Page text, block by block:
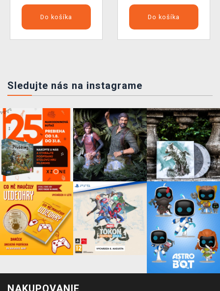
Do košíka Do košíka
Sledujte nás na instagrame
NAKUPOVANIE